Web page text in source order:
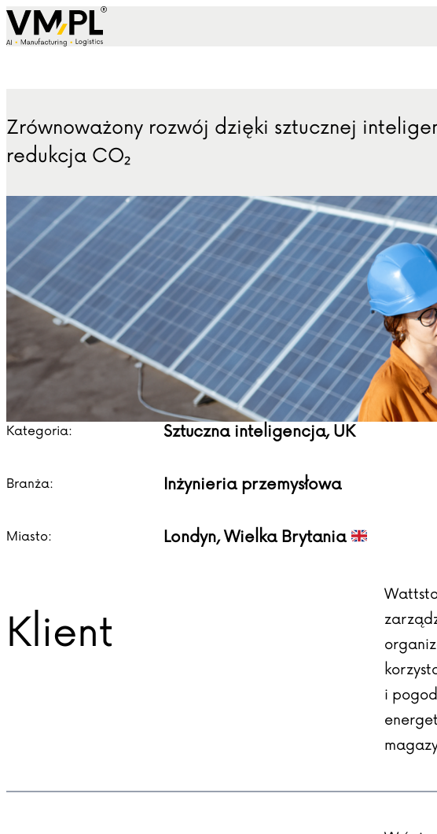
Skip to content
Zrównoważony rozwój dzięki sztucznej
redukcja CO₂
Kategoria: Sztuczna inteligencja, UK
Branża: Inżynieria przemysłowa
Miasto: Londyn, Wielka Brytania
Klient
i